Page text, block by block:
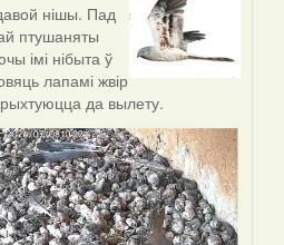
нішы. Пад
птушаняты
імі нібыта ў
лапамі жвір
да вылету.